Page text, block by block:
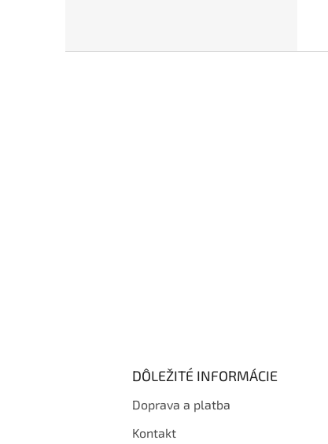
DÔLEŽITÉ INFORMÁCIE
Doprava a platba
Kontakt